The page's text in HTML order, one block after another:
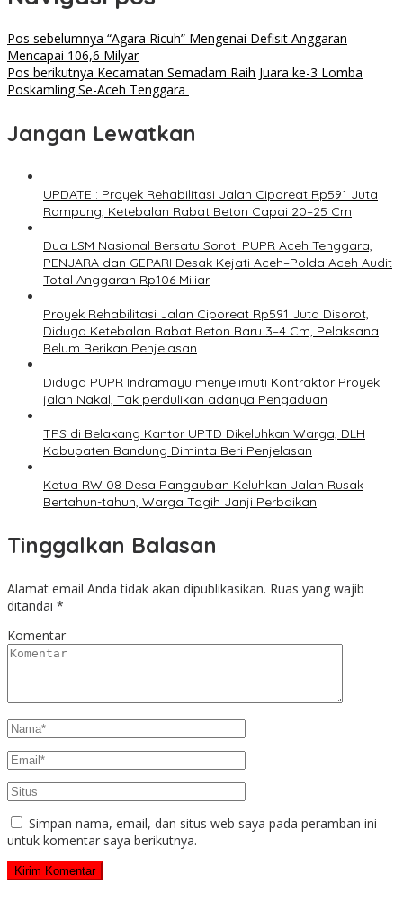
Pos sebelumnya “Agara Ricuh” Mengenai Defisit Anggaran
Mencapai 106,6 Milyar
Pos berikutnya Kecamatan Semadam Raih Juara ke-3 Lomba
Poskamling Se-Aceh Tenggara
Jangan Lewatkan
UPDATE : Proyek Rehabilitasi Jalan Ciporeat Rp591 Juta
Rampung, Ketebalan Rabat Beton Capai 20–25 Cm
Dua LSM Nasional Bersatu Soroti PUPR Aceh Tenggara,
PENJARA dan GEPARI Desak Kejati Aceh–Polda Aceh Audit
Total Anggaran Rp106 Miliar
Proyek Rehabilitasi Jalan Ciporeat Rp591 Juta Disorot,
Diduga Ketebalan Rabat Beton Baru 3–4 Cm, Pelaksana
Belum Berikan Penjelasan
Diduga PUPR Indramayu menyelimuti Kontraktor Proyek
jalan Nakal, Tak perdulikan adanya Pengaduan
TPS di Belakang Kantor UPTD Dikeluhkan Warga, DLH
Kabupaten Bandung Diminta Beri Penjelasan
Ketua RW 08 Desa Pangauban Keluhkan Jalan Rusak
Bertahun-tahun, Warga Tagih Janji Perbaikan
Tinggalkan Balasan
Alamat email Anda tidak akan dipublikasikan. Ruas yang wajib
ditandai *
Komentar
Simpan nama, email, dan situs web saya pada peramban ini
untuk komentar saya berikutnya.